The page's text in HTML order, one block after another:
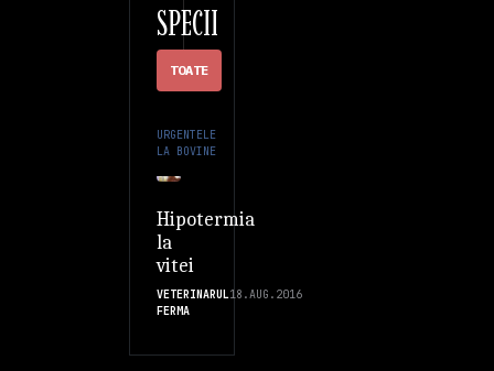
SPECII
TOATE
URGENTELE
LA BOVINE
Hipotermia
la
vitei
VETERINARUL
FERMA
18.AUG.2016